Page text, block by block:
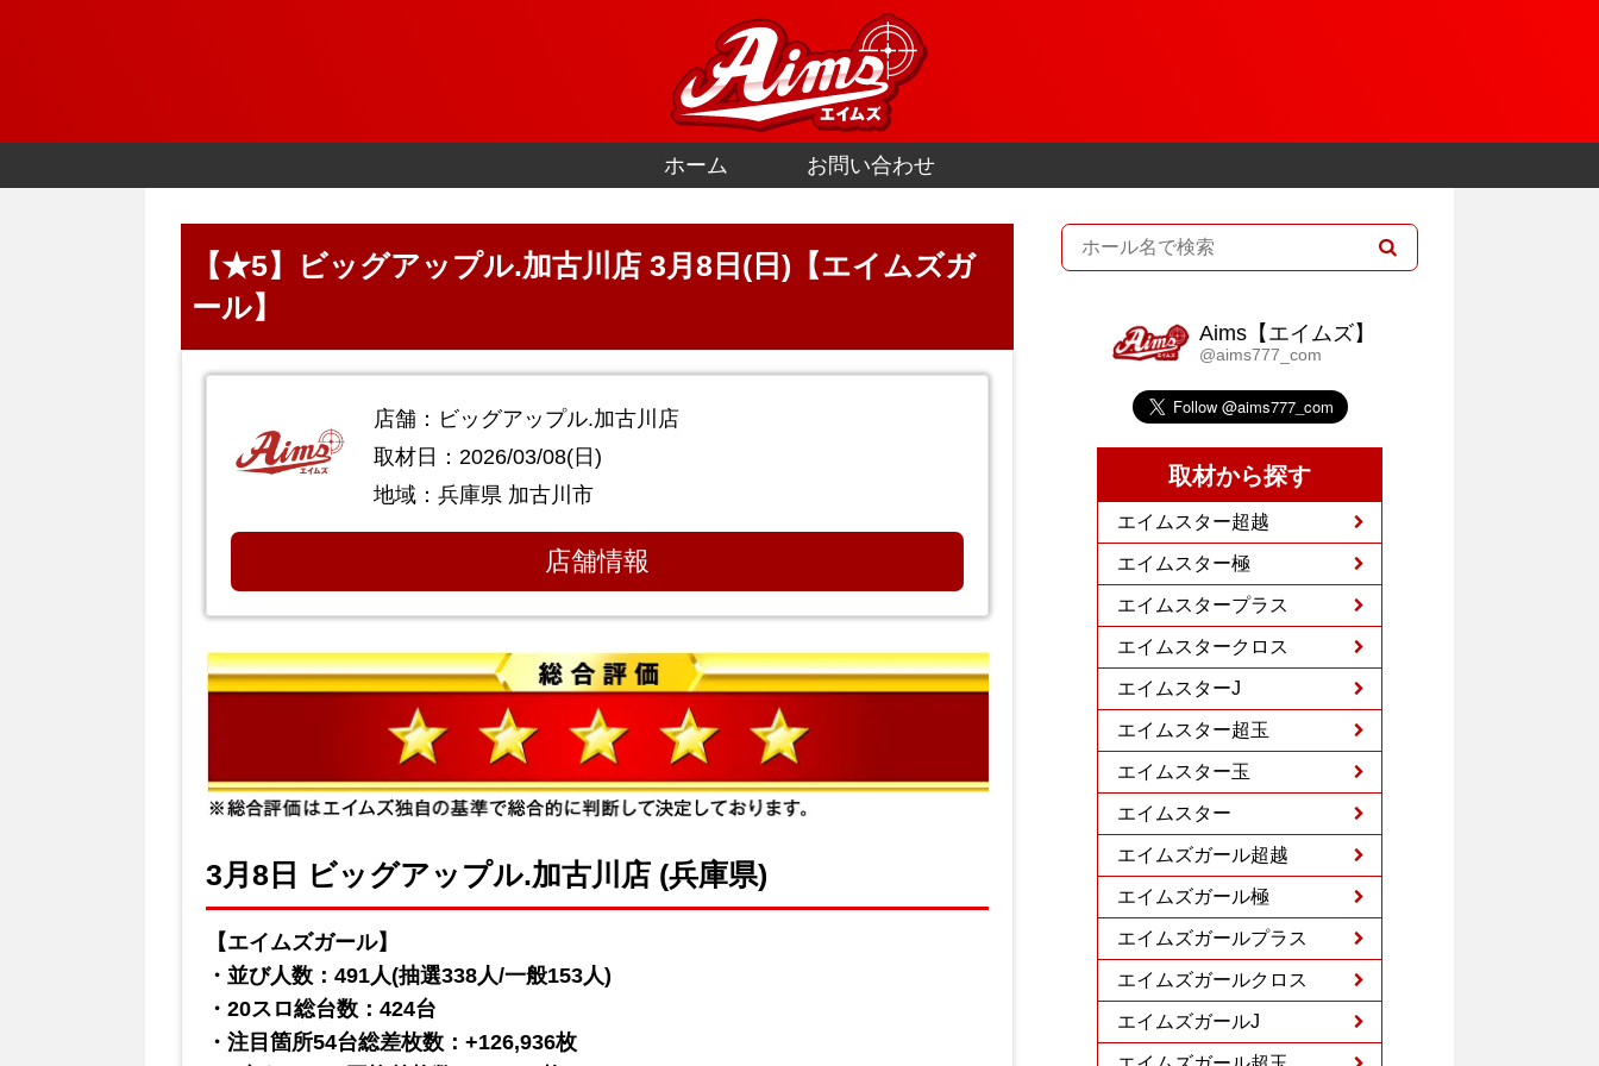
ホーム お問い合わせ
【★5】ビッグアップル.加古川店 3月8日(日)【エイムズガ
ール】
店舗：ビッグアップル.加古川店
取材日：2026/03/08(日)
地域：兵庫県 加古川市
店舗情報
3月8日 ビッグアップル.加古川店 (兵庫県)
【エイムズガール】
・並び人数：491人(抽選338人/一般153人)
・20スロ総台数：424台
・注目箇所54台総差枚数：+126,936枚
Aims【エイムズ】
@aims777_com
取材から探す
エイムスター超越
エイムスター極
エイムスタープラス
エイムスタークロス
エイムスターJ
エイムスター超玉
エイムスター玉
エイムスター
エイムズガール超越
エイムズガール極
エイムズガールプラス
エイムズガールクロス
エイムズガールJ